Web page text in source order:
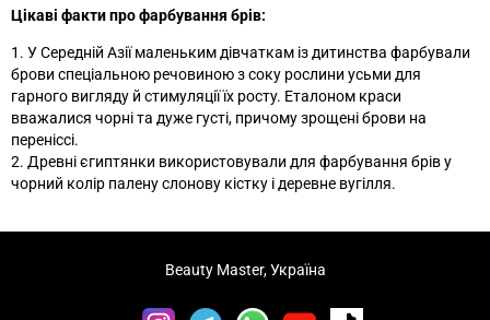
Цікаві факти про фарбування брів:
1. У Середній Азії маленьким дівчаткам із дитинства фарбували
брови спеціальною речовиною з соку рослини усьми для
гарного вигляду й стимуляції їх росту. Еталоном краси
вважалися чорні та дуже густі, причому зрощені брови на
переніссі.
2. Древні єгиптянки використовували для фарбування брів у
чорний колір палену слонову кістку і деревне вугілля.
Beauty Master, Україна